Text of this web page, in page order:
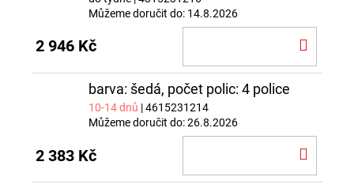
Můžeme doručit do: 14.8.2026
2 946 Kč
barva: šedá, počet polic: 4 police
10-14 dnů | 4615231214
Můžeme doručit do:26.8.2026
2 383 Kč